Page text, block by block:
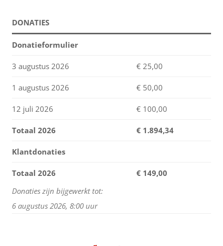
DONATIES
Donatieformulier
3 augustus 2026 € 25,00
1 augustus 2026 € 50,00
12 juli 2026 € 100,00
Totaal 2026 € 1.894,34
Klantdonaties
Totaal 2026
€ 149,00
Donaties zijn bijgewerkt tot:
6 augustus 2026, 8:00 uur